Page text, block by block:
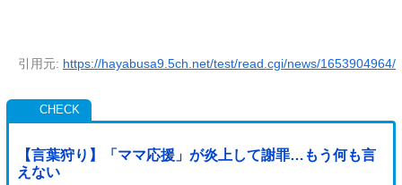
引用元: https://hayabusa9.5ch.net/test/read.cgi/news/1653904964/
【言葉狩り】「ママ応援」が炎上して謝罪…もう何も言
えない